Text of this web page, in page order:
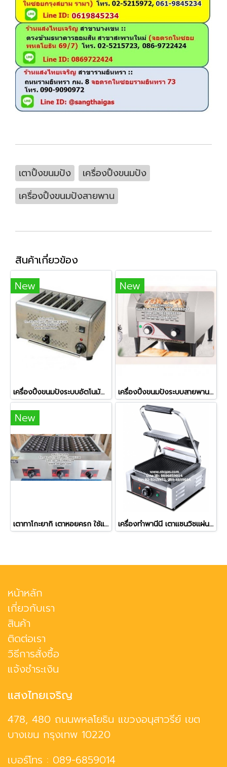
เตาปิ้งขนมปัง
เครื่องปิ้งขนมปัง
เครื่องปิ้งขนมปังสายพาน
สินค้าเกี่ยวข้อง
New
เครื่องปิ้งขนมปังระบบอัตโนมัติ 6 ช่อง รุ่น ETS-6
New
เครื่องปิ้งขนมปังระบบสายพาน 2 แผ่น
New
เตาทาโกะยากิ เตาหอยครก ใช้แก๊ส 3 ถาด (84 หลุม) เครื่องทำพานีนี เตาแซนวิชแผ่นหยัก ใช้ไฟฟ้า
หน้าหลัก
เกี่ยวกับเรา
สินค้า
ติดต่อเรา
วิธีการสั่งซื้อ
แจ้งชำระเงิน
แสงไทยเจริญ
478, 480 ถนนพหลโยธิน แขวงอนุสาวรีย์ เขต
บางเขน กรุงเทพ 10220
เบอร์โทร : 089-6859014